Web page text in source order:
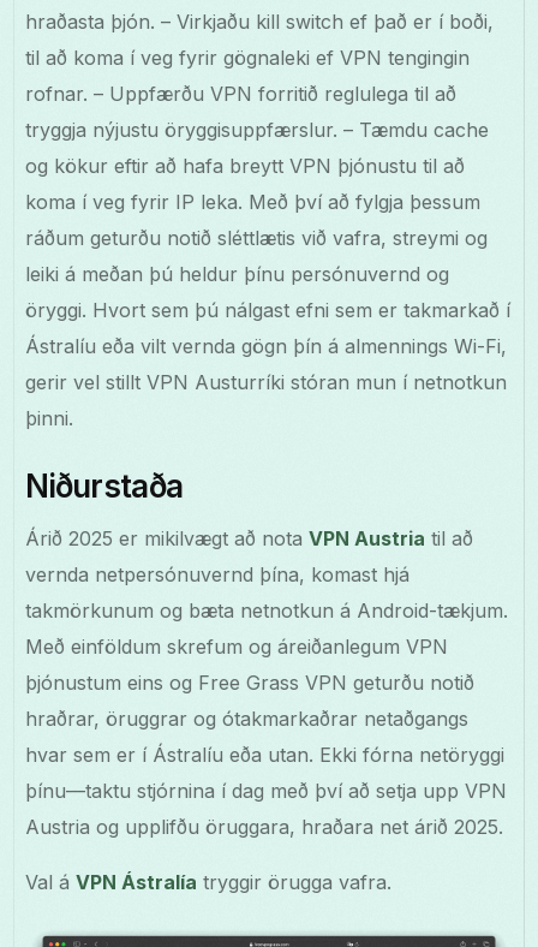
hraðasta þjón. – Virkjaðu kill switch ef það er í boði,
til að koma í veg fyrir gögnaleki ef VPN tengingin
rofnar. – Uppfærðu VPN forritið reglulega til að
tryggja nýjustu öryggisuppfærslur. – Tæmdu cache
og kökur eftir að hafa breytt VPN þjónustu til að
koma í veg fyrir IP leka. Með því að fylgja þessum
ráðum geturðu notið sléttlætis við vafra, streymi og
leiki á meðan þú heldur þínu persónuvernd og
öryggi. Hvort sem þú nálgast efni sem er takmarkað í
Ástralíu eða vilt vernda gögn þín á almennings Wi-Fi,
gerir vel stillt VPN Austurríki stóran mun í netnotkun
þinni.
Niðurstaða
Árið 2025 er mikilvægt að notaVPN Austria til að
vernda netpersónuvernd þína, komast hjá
takmörkunum og bæta netnotkun á Android-tækjum.
Með einföldum skrefum og áreiðanlegum VPN
þjónustum eins og Free Grass VPN geturðu notið
hraðrar, öruggrar og ótakmarkaðrar netaðgangs
hvar sem er í Ástralíu eða utan. Ekki fórna netöryggi
þínu—taktu stjórnina í dag með því að setja upp VPN
Austria og upplifðu öruggara, hraðara net árið 2025.
Val áVPN Ástralía tryggir örugga vafra.